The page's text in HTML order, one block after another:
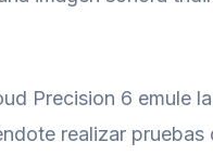
Precision 6 emule
realizar